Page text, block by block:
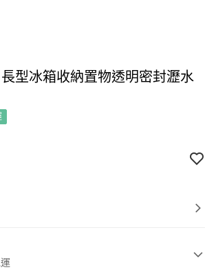
長型冰箱收納置物透明密封瀝水